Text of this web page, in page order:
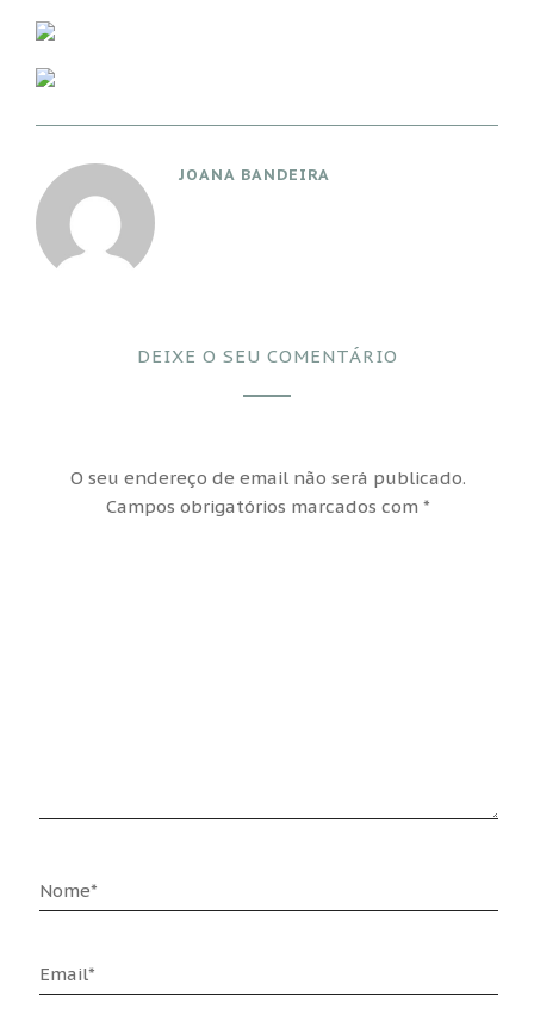
JOANA BANDEIRA
DEIXE O SEU COMENTÁRIO
O seu endereço de email não será publicado.
Campos obrigatórios marcados com*